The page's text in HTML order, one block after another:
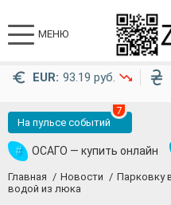
МЕНЮ
EUR: 93.19 руб.
На пульсе событий
7
# ОСАГО — купить онлайн
Главная Новости
Парковку
водой из люка